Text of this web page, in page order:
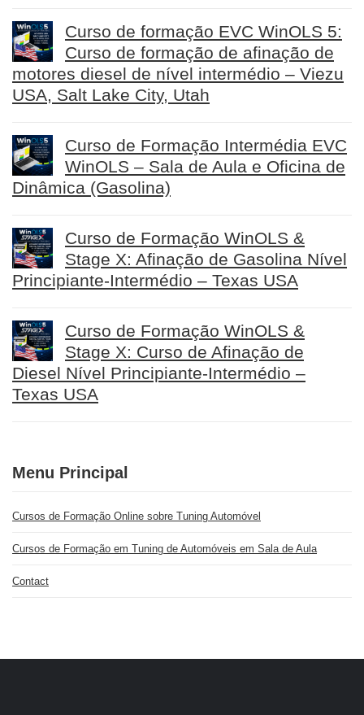
Curso de formação EVC WinOLS 5:
Curso de formação de afinação de
motores diesel de nível intermédio – Viezu
USA, Salt Lake City, Utah
Curso de Formação Intermédia EVC
WinOLS – Sala de Aula e Oficina de
Dinâmica (Gasolina)
Curso de Formação WinOLS &
Stage X: Afinação de Gasolina Nível
Principiante-Intermédio – Texas USA
Curso de Formação WinOLS &
Stage X: Curso de Afinação de
Diesel Nível Principiante-Intermédio –
Texas USA
Menu Principal
Cursos de Formação Online sobre Tuning Automóvel
Cursos de Formação em Tuning de Automóveis em Sala de Aula
Contact